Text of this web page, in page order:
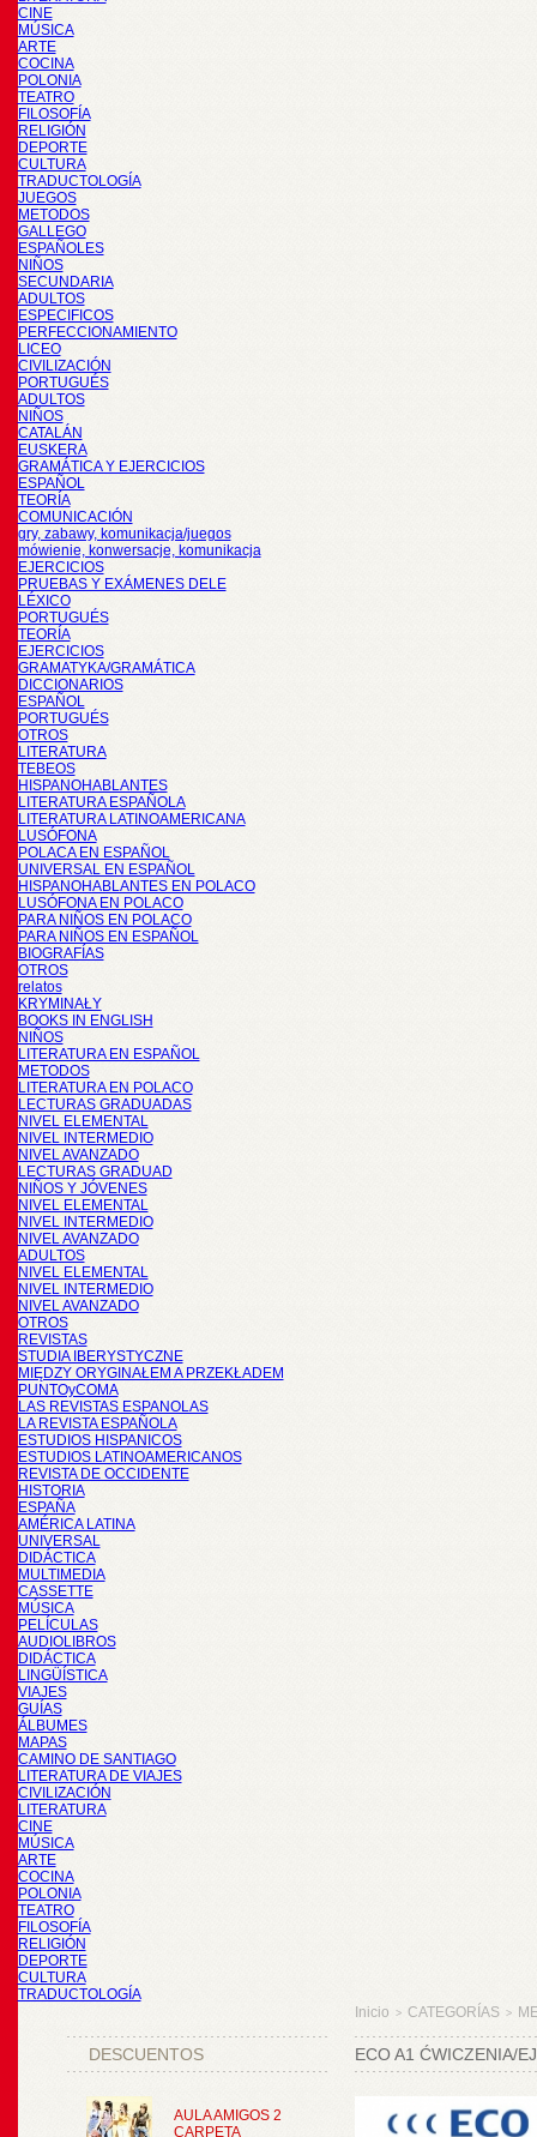
CINE
MÚSICA
ARTE
COCINA
POLONIA
TEATRO
FILOSOFÍA
RELIGIÓN
DEPORTE
CULTURA
TRADUCTOLOGÍA
JUEGOS
METODOS
GALLEGO
ESPAÑOLES
NIÑOS
SECUNDARIA
ADULTOS
ESPECIFICOS
PERFECCIONAMIENTO
LICEO
CIVILIZACIÓN
PORTUGUÉS
ADULTOS
NIÑOS
CATALÁN
EUSKERA
GRAMÁTICA Y EJERCICIOS
ESPAÑOL
TEORÍA
COMUNICACIÓN
gry, zabawy, komunikacja/juegos
mówienie, konwersacje, komunikacja
EJERCICIOS
PRUEBAS Y EXÁMENES DELE
LÉXICO
PORTUGUÉS
TEORÍA
EJERCICIOS
GRAMATYKA/GRAMÁTICA
DICCIONARIOS
ESPAÑOL
PORTUGUÉS
OTROS
LITERATURA
TEBEOS
HISPANOHABLANTES
LITERATURA ESPAÑOLA
LITERATURA LATINOAMERICANA
LUSÓFONA
POLACA EN ESPAÑOL
UNIVERSAL EN ESPAÑOL
HISPANOHABLANTES EN POLACO
LUSÓFONA EN POLACO
PARA NIÑOS EN POLACO
PARA NIÑOS EN ESPAÑOL
BIOGRAFÍAS
OTROS
relatos
KRYMINAŁY
BOOKS IN ENGLISH
NIÑOS
LITERATURA EN ESPAÑOL
METODOS
LITERATURA EN POLACO
LECTURAS GRADUADAS
NIVEL ELEMENTAL
NIVEL INTERMEDIO
NIVEL AVANZADO
LECTURAS GRADUAD
NIÑOS Y JÓVENES
NIVEL ELEMENTAL
NIVEL INTERMEDIO
NIVEL AVANZADO
ADULTOS
NIVEL ELEMENTAL
NIVEL INTERMEDIO
NIVEL AVANZADO
OTROS
REVISTAS
STUDIA IBERYSTYCZNE
MIĘDZY ORYGINAŁEM A PRZEKŁADEM
PUNTOyCOMA
LAS REVISTAS ESPANOLAS
LA REVISTA ESPAÑOLA
ESTUDIOS HISPANICOS
ESTUDIOS LATINOAMERICANOS
REVISTA DE OCCIDENTE
HISTORIA
ESPAÑA
AMÉRICA LATINA
UNIVERSAL
DIDÁCTICA
MULTIMEDIA
CASSETTE
MÚSICA
PELÍCULAS
AUDIOLIBROS
DIDÁCTICA
LINGÜÍSTICA
VIAJES
GUÍAS
ÁLBUMES
MAPAS
CAMINO DE SANTIAGO
LITERATURA DE VIAJES
CIVILIZACIÓN
LITERATURA
CINE
MÚSICA
ARTE
COCINA
POLONIA
TEATRO
FILOSOFÍA
RELIGIÓN
DEPORTE
CULTURA
TRADUCTOLOGÍA
DESCUENTOS
AULA AMIGOS 2
CARPETA
Inicio > CATEGORÍAS >
ECO A1 ĆWICZENIA/